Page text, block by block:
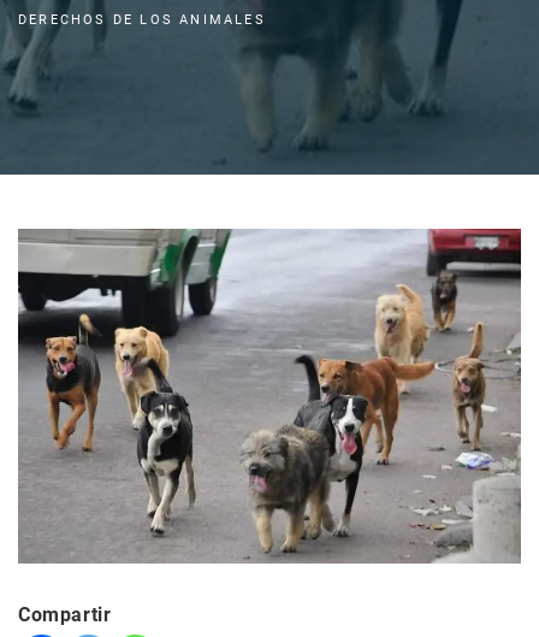
DERECHOS DE LOS ANIMALES
Compartir